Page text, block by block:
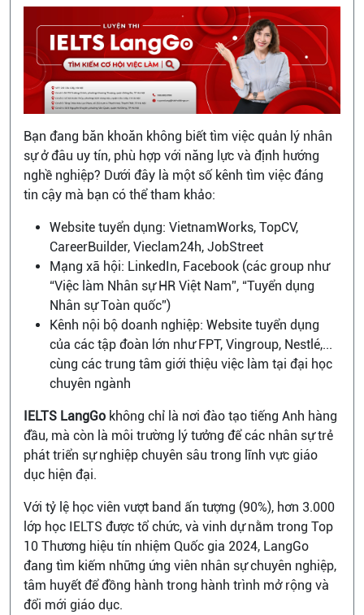
Bạn đang băn khoăn không biết tìm việc quản lý nhân
sự ở đâu uy tín, phù hợp với năng lực và định hướng
nghề nghiệp? Dưới đây là một số kênh tìm việc đáng
tin cậy mà bạn có thể tham khảo:
Website tuyển dụng: VietnamWorks, TopCV,
CareerBuilder, Vieclam24h, JobStreet
Mạng xã hội: LinkedIn, Facebook (các group như
“Việc làm Nhân sự HR Việt Nam”, “Tuyển dụng
Nhân sự Toàn quốc”)
Kênh nội bộ doanh nghiệp: Website tuyển dụng
của các tập đoàn lớn như FPT, Vingroup, Nestlé,...
cùng các trung tâm giới thiệu việc làm tại đại học
chuyên ngành
IELTS LangGo không chỉ là nơi đào tạo tiếng Anh hàng
đầu, mà còn là môi trường lý tưởng để các nhân sự trẻ
phát triển sự nghiệp chuyên sâu trong lĩnh vực giáo
dục hiện đại.
Với tỷ lệ học viên vượt band ấn tượng (90%), hơn 3.000
lớp học IELTS được tổ chức, và vinh dự nằm trong Top
10 Thương hiệu tín nhiệm Quốc gia 2024, LangGo
đang tìm kiếm những ứng viên nhân sự chuyên nghiệp,
tâm huyết để đồng hành trong hành trình mở rộng và
đổi mới giáo dục.